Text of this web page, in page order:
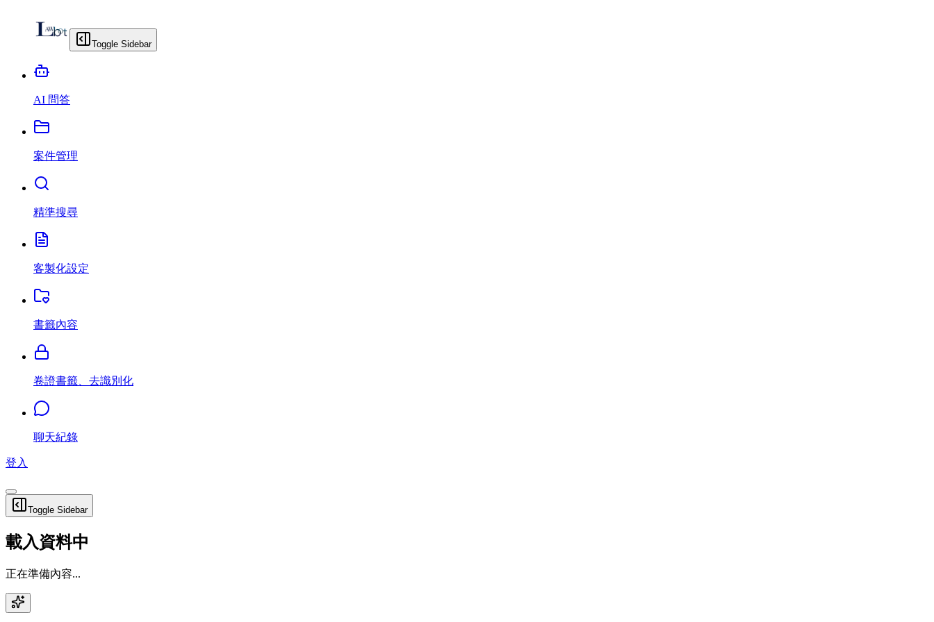
Toggle Sidebar
AI 問答
案件管理
精準搜尋
客製化設定
書籤內容
卷證書籤、去識別化
聊天紀錄
登入
Toggle Sidebar
載入資料中
正在準備內容...